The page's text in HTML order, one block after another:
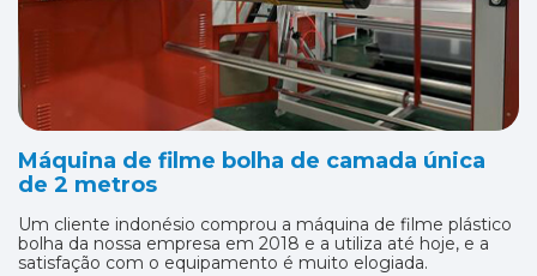
Máquina de filme bolha de camada única
de 2 metros
Um cliente indonésio comprou a máquina de filme plástico
bolha da nossa empresa em 2018 e a utiliza até hoje, e a
satisfação com o equipamento é muito elogiada.